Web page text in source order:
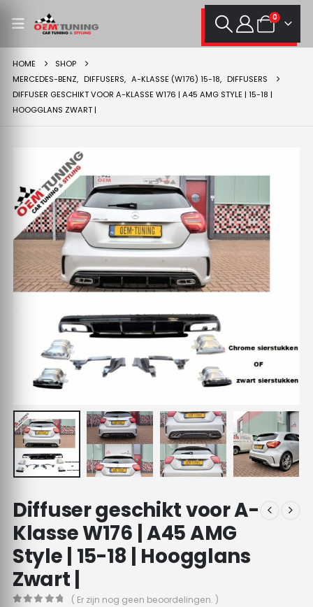
0
HOME
SHOP
MERCEDES-BENZ, DIFFUSERS, A-KLASSE (W176) 15-18, DIFFUSERS
DIFFUSER GESCHIKT VOOR A-KLASSE W176 | A45 AMG STYLE | 15-18 |
HOOGGLANS ZWART |
Diffuser geschikt voor A-
Klasse W176 | A45 AMG
Style | 15-18 | Hoogglans
Zwart |
( Er zijn nog geen beoordelingen. )